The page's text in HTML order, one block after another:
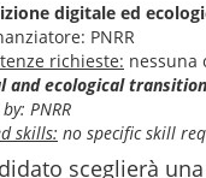
digitale ed
PNRR
richieste: nessuna
and ecological
PNRR
skills: no specific skill
sceglierà